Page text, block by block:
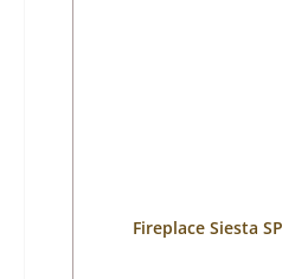
Fireplace Siesta